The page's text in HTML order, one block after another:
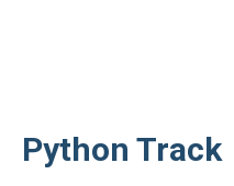
Python Track